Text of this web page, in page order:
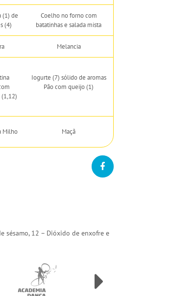
(1) de
(4)
Coelho no forno com
batatinhas e salada mista
Melancia
Iogurte (7) sólido de aromas
Pão com queijo (1)
Milho Maçã
sésamo, 12 – Dióxido de enxofre e